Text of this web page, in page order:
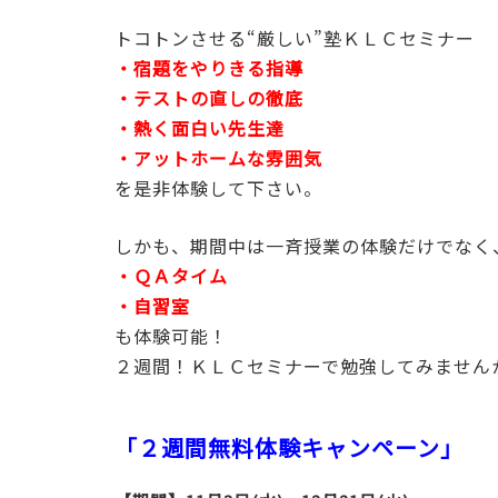
トコトンさせる“厳しい”塾ＫＬＣセミナー
・宿題をやりきる指導
・テストの直しの徹底
・熱く面白い先生達
・アットホームな雰囲気
を是非体験して下さい。
しかも、期間中は一斉授業の体験だけでなく
・ＱＡタイム
・自習室
も体験可能！
２週間！ＫＬＣセミナーで勉強してみません
「２週間無料体験キャンペーン」